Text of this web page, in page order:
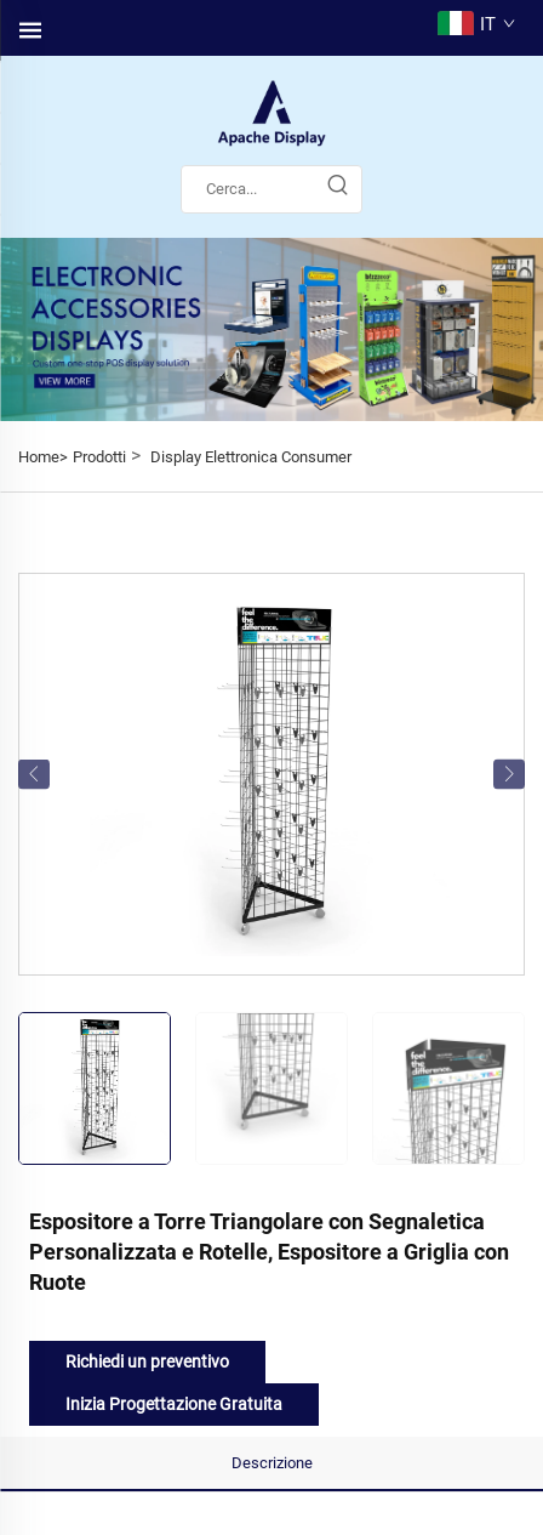
IT
Home> Prodotti > Display Elettronica Consumer
Espositore a Torre Triangolare con Segnaletica
Personalizzata e Rotelle, Espositore a Griglia con
Ruote
Richiedi un preventivo
Inizia Progettazione Gratuita
Descrizione